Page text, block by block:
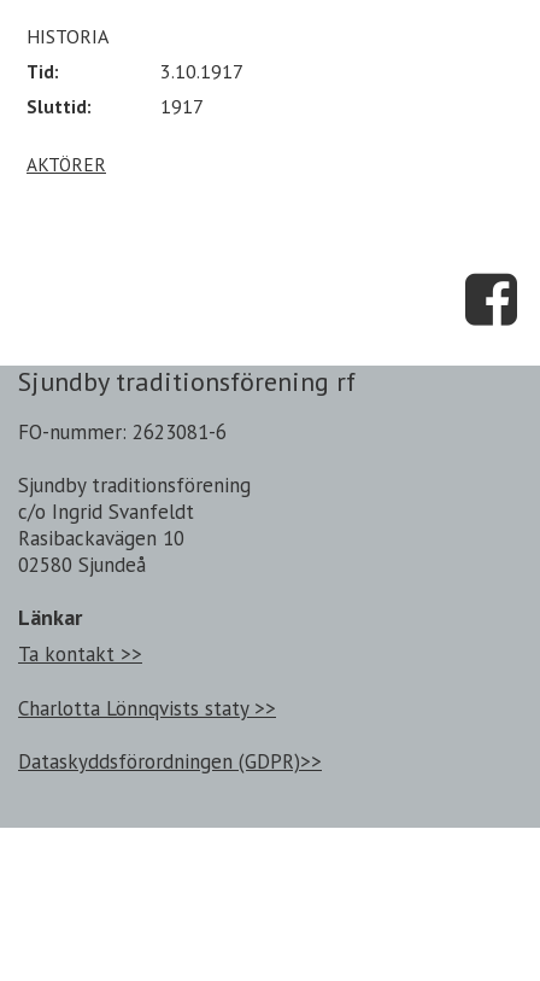
HISTORIA
Tid:
3.10.1917
Sluttid:
1917
AKTÖRER
Sjundby traditionsförening rf
FO-nummer: 2623081-6
Sjundby traditionsförening
c/o Ingrid Svanfeldt
Rasibackavägen 10
02580 Sjundeå
Länkar
Ta kontakt >>
Charlotta Lönnqvists staty >>
Dataskyddsförordningen (GDPR)>>